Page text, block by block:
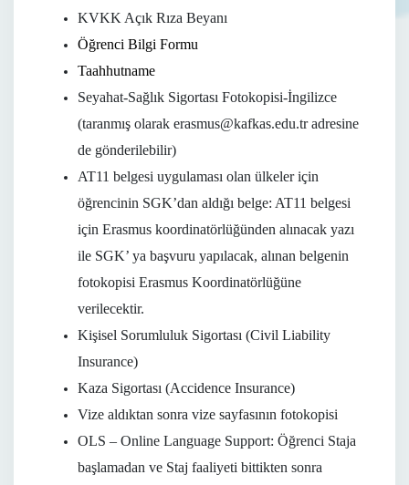
KVKK Açık Rıza Beyanı
Öğrenci Bilgi Formu
Taahhutname
Seyahat-Sağlık Sigortası Fotokopisi-İngilizce
(taranmış olarak erasmus@kafkas.edu.tradresine
de gönderilebilir)
AT11 belgesi uygulaması olan ülkeler için
öğrencinin SGK’dan aldığı belge: AT11 belgesi
için Erasmus koordinatörlüğünden alınacak yazı
ile SGK’ ya başvuru yapılacak, alınan belgenin
fotokopisi Erasmus Koordinatörlüğüne
verilecektir.
Kişisel Sorumluluk Sigortası (Civil Liability
Insurance)
Kaza Sigortası (Accidence Insurance)
Vize aldıktan sonra vize sayfasının fotokopisi
OLS – Online Language Support: Öğrenci Staja
başlamadan ve Staj faaliyeti bittikten sonra